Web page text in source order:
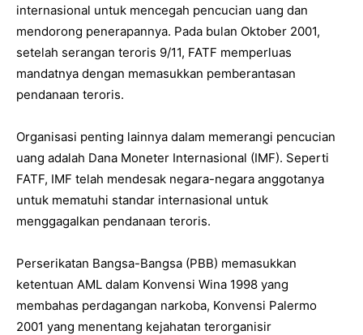
internasional untuk mencegah pencucian uang dan
mendorong penerapannya. Pada bulan Oktober 2001,
setelah serangan teroris 9/11, FATF memperluas
mandatnya dengan memasukkan pemberantasan
pendanaan teroris.
Organisasi penting lainnya dalam memerangi pencucian
uang adalah Dana Moneter Internasional (IMF). Seperti
FATF, IMF telah mendesak negara-negara anggotanya
untuk mematuhi standar internasional untuk
menggagalkan pendanaan teroris.
Perserikatan Bangsa-Bangsa (PBB) memasukkan
ketentuan AML dalam Konvensi Wina 1998 yang
membahas perdagangan narkoba, Konvensi Palermo
2001 yang menentang kejahatan terorganisir